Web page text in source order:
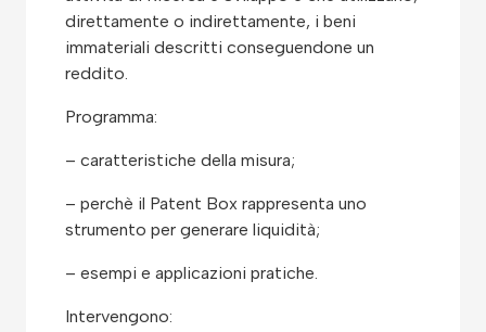
direttamente o indirettamente, i beni
immateriali descritti conseguendone un
reddito.
Programma:
– caratteristiche della misura;
– perchè il Patent Box rappresenta uno
strumento per generare liquidità;
– esempi e applicazioni pratiche.
Intervengono: